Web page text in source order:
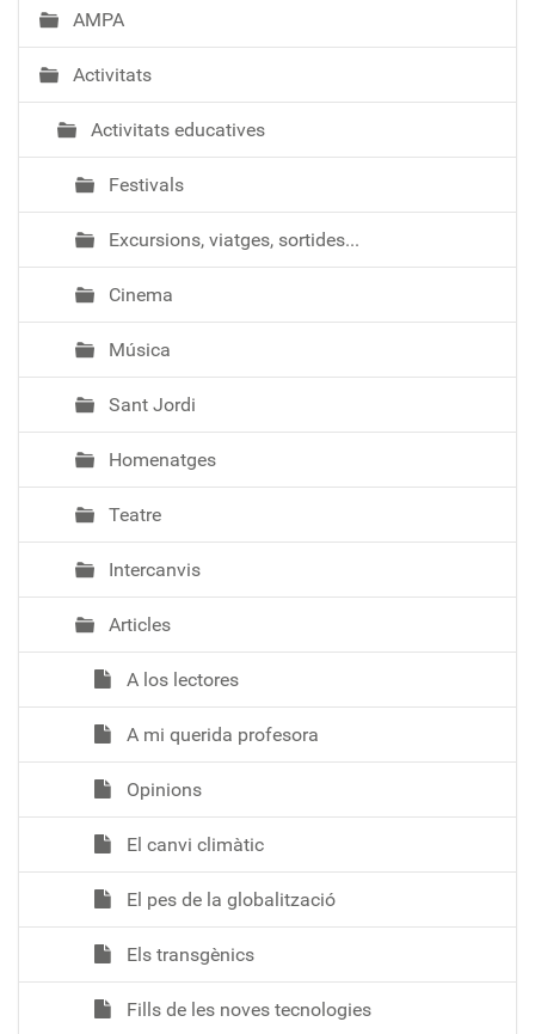
AMPA
Activitats
Activitats educatives
Festivals
Excursions, viatges, sortides...
Cinema
Música
Sant Jordi
Homenatges
Teatre
Intercanvis
Articles
A los lectores
A mi querida profesora
Opinions
El canvi climàtic
El pes de la globalització
Els transgènics
Fills de les noves tecnologies